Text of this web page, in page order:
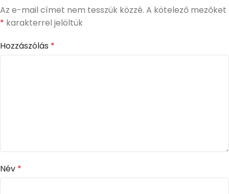
Az e-mail címet nem tesszük közzé. A kötelező mezőket
* karakterrel jelöltük
Hozzászólás *
Név *